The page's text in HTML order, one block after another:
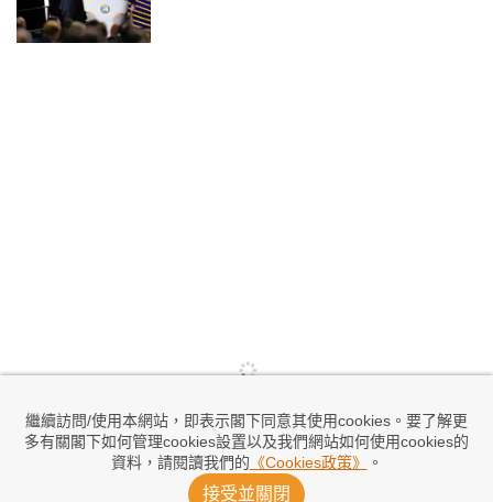
繼續訪問/使用本網站，即表示閣下同意其使用cookies。要了解更
多有關閣下如何管理cookies設置以及我們網站如何使用cookies的
資料，請閱讀我們的 《Cookies政策》 。
接受並關閉